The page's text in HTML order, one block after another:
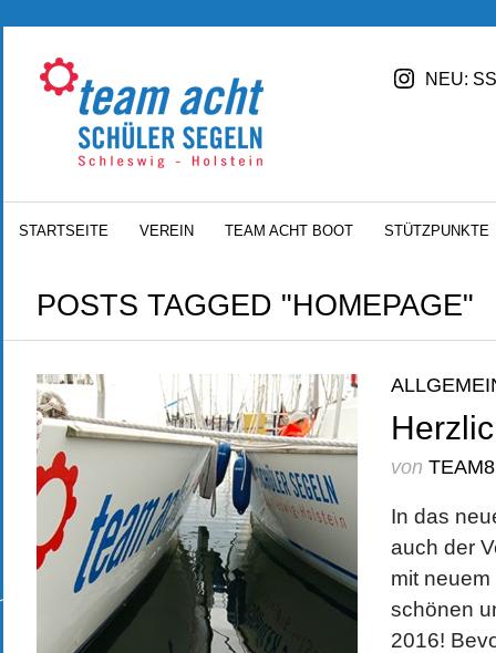
NEU:
STARTSEITE VEREIN TEAM ACHT BOOT STÜTZPUNKTE
POSTS TAGGED "HOMEPAGE"
von TEAM8
In das
auch der
mit
schönen
2016!